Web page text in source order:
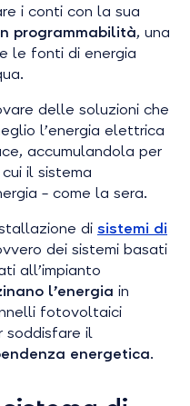
i conti con la sua
programmabilità, una
le fonti di energia
delle soluzioni che
l’energia elettrica
accumulandola per
il sistema
– come la sera.
di sistemi di
dei sistemi basati
all’impianto
l’energia in
fotovoltaici
soddisfare il
energetica.